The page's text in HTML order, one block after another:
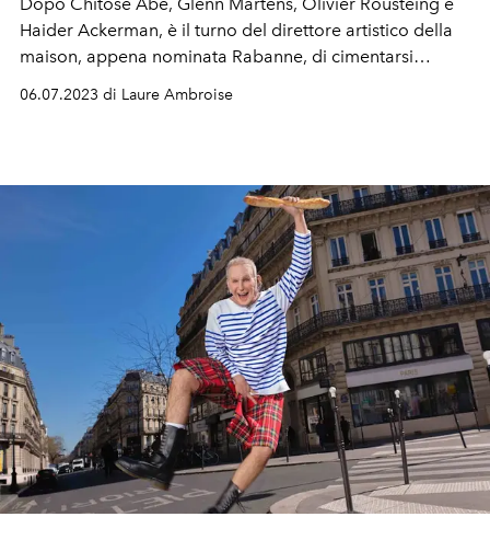
Haider Ackerman, è il turno del direttore artistico della
maison, appena nominata Rabanne, di cimentarsi
nell'haute couture di Jean-Paul Gaultier.
06.07.2023 di Laure Ambroise